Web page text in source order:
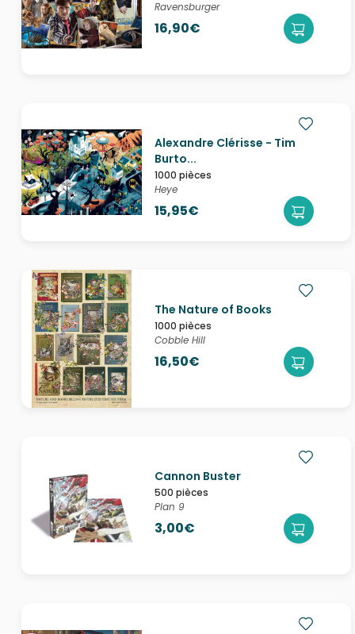
Ravensburger
16,90€
Alexandre Clérisse - Tim
Burto...
1000 pièces
Heye
15,95€
The Nature of Books
1000 pièces
Cobble Hill
16,50€
Cannon Buster
500 pièces
Plan 9
3,00€